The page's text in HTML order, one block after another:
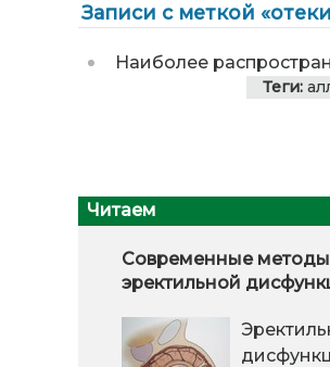
Записи с меткой
Наиболее
Теги:
Читаем
Современные
эректильной